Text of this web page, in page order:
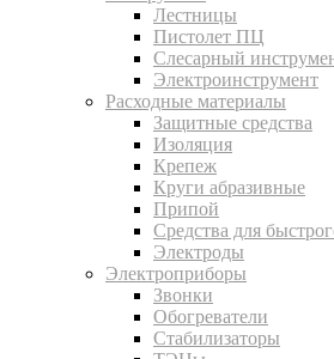
Лестницы
Пистолет ПЦ
Слесарный
Электроинструмент
Расходные материалы
Защитные средства
Изоляция
Крепеж
Круги абразивные
Припой
Средства для
Электроды
Электроприборы
Звонки
Обогреватели
Стабилизаторы